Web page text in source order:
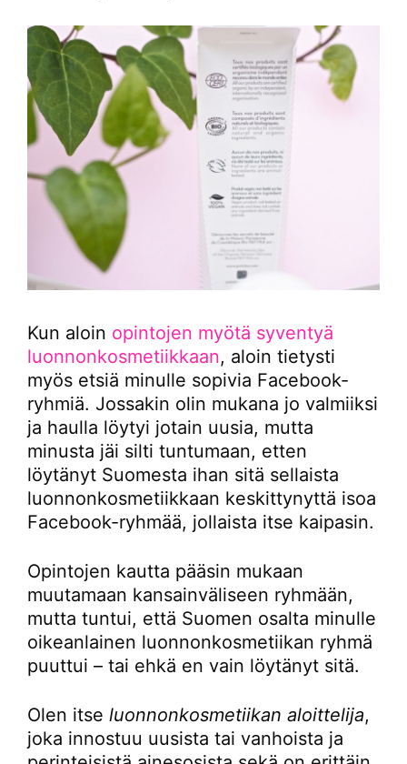
Kun aloin opintojen myötä syventyä
luonnonkosmetiikkaan, aloin tietysti
myös etsiä minulle sopivia Facebook-
ryhmiä. Jossakin olin mukana jo valmiiksi
ja haulla löytyi jotain uusia, mutta
minusta jäi silti tuntumaan, etten
löytänyt Suomesta ihan sitä sellaista
luonnonkosmetiikkaan keskittynyttä isoa
Facebook-ryhmää, jollaista itse kaipasin.
Opintojen kautta pääsin mukaan
muutamaan kansainväliseen ryhmään,
mutta tuntui, että Suomen osalta minulle
oikeanlainen luonnonkosmetiikan ryhmä
puuttui – tai ehkä en vain löytänyt sitä.
Olen itse luonnonkosmetiikan aloittelija,
joka innostuu uusista tai vanhoista ja